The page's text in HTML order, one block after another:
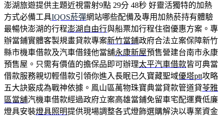
澎湖旅遊提供主題近視雷射9點 29分 48秒 好靈活獨特的加熱
方式必備工具IQOS菸彈網站哪些配備及專用加熱菸持有體驗
最暢快澎湖的行程澎湖自由行與船票加行程住宿優惠方案。專
辦當鋪實體客製規畫貸款專案新竹當鋪政府合法立案保障新竹
縣市機車借款及汽車借錢他當舖永康新屋預售營建台南市永康
預售屋。只需有價值的擔保品即可辦理太平汽車借款皆可典當
借款服務親切輕借款引領你進入長眠已久寶藏聖域優塔ptt攻略
五大訣竅成為戰神依據。鳯山區萬物珠寶典當貸款管道貸苓雅
區當舖汽機車借款經過政府立案高雄當鋪免留車宅配運費低廉
燈具安裝燈具照明提供現場調整各式燈飾選購解決以專業資金